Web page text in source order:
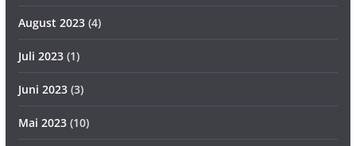
August 2023(4)
Juli 2023(1)
Juni 2023(3)
Mai 2023(10)